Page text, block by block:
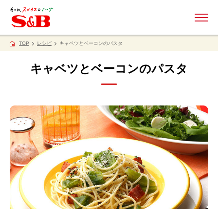
TOP レシピ キャベツとベーコンのパスタ
キャベツとベーコンのパスタ